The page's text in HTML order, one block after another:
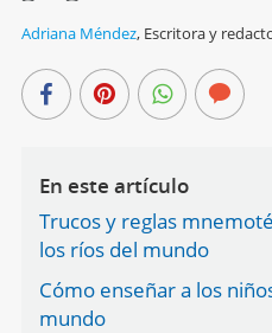
Adriana Méndez, Escritora y
En este artículo
Trucos y reglas
los ríos del mundo
Cómo enseñar a los
mundo